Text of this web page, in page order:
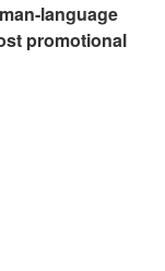
language
promotional